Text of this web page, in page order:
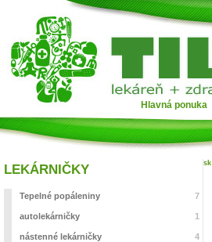
Hlavná ponuka
sk
LEKÁRNIČKY
Tepelné popáleniny 7
autolekárničky 1
nástenné lekárničky 4